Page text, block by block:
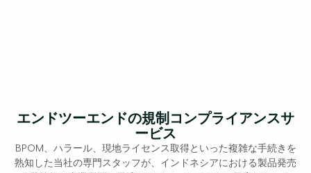
エンドツーエンドの規制コンプライアンスサ
ービス
BPOM、ハラール、現地ライセンス取得といった複雑な手続きを
熟知した当社の専門スタッフが、インドネシアにおける製品発売